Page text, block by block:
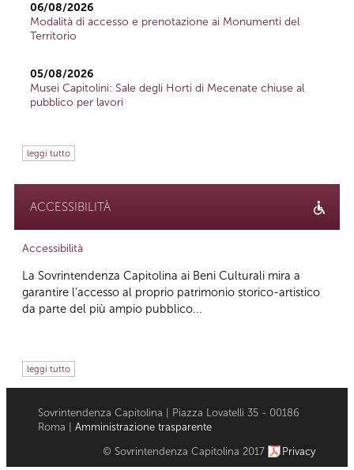
06/08/2026
Modalità di accesso e prenotazione ai Monumenti del
Territorio
05/08/2026
Musei Capitolini: Sale degli Horti di Mecenate chiuse al
pubblico per lavori
leggi tutto
ACCESSIBILITÀ
Accessibilità
La Sovrintendenza Capitolina ai Beni Culturali mira a
garantire l’accesso al proprio patrimonio storico-artistico
da parte del più ampio pubblico...
leggi tutto
Sovrintendenza Capitolina | Piazza Lovatelli 35 - 00186
Roma | Amministrazione trasparente
© Sovrintendenza Capitolina 2017 Privacy